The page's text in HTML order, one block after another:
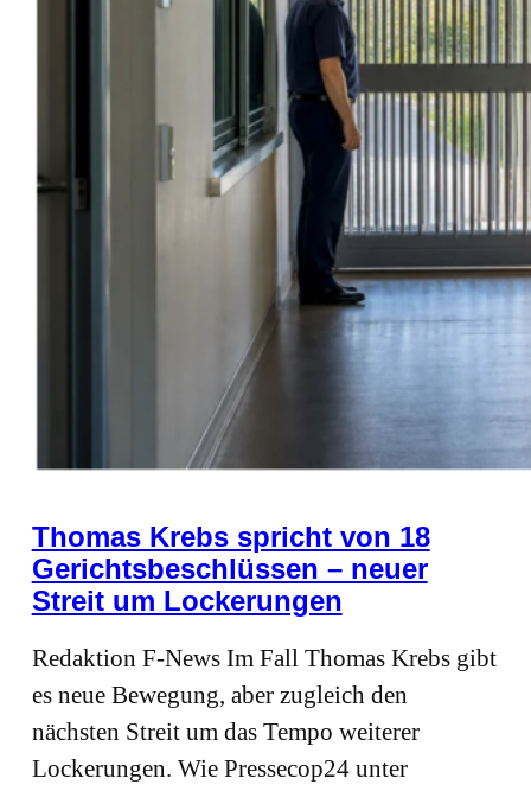
Thomas Krebs spricht von 18
Gerichtsbeschlüssen – neuer
Streit um Lockerungen
Redaktion F-News Im Fall Thomas Krebs gibt
es neue Bewegung, aber zugleich den
nächsten Streit um das Tempo weiterer
Lockerungen. Wie Pressecop24 unter